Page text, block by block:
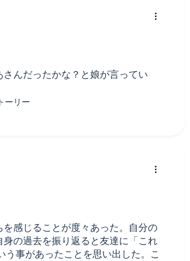
んだったかな？と娘が言ってい
感じることが度々あった。自分の
の過去を振り返ると友達に「これ
う事があったことを思い出した。こ